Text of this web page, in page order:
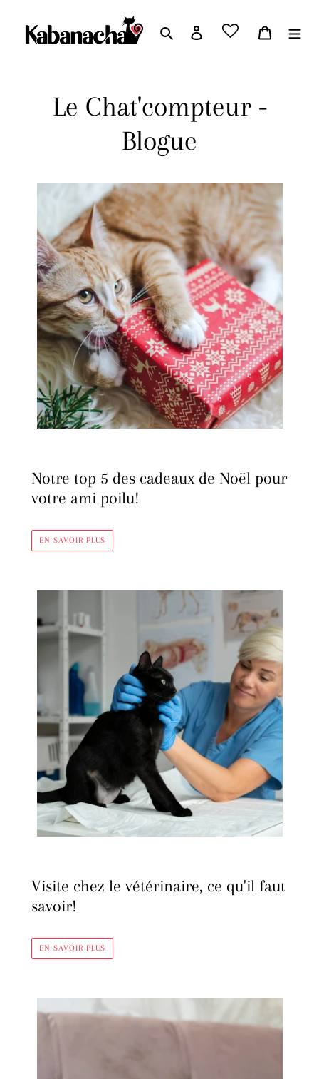
RechercherSe connecter Panier
Le Chat'compteur -
Blogue
Notre top 5 des cadeaux de Noël pour
votre ami poilu!
EN SAVOIR PLUS
Visite chez le vétérinaire, ce qu'il faut
savoir!
EN SAVOIR PLUS